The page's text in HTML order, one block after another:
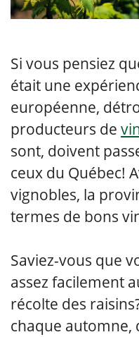
Si vous pensiez
était une
européenne,
producteurs de
sont, doivent
ceux du Québec!
vignobles, la
termes de bons
Saviez-vous que
assez facilement
récolte des
chaque automne,